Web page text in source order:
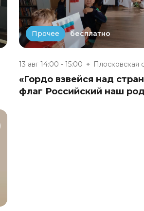
Прочее бесплатно
13 авг 14:00 - 15:00
«Гордо взвейся над
флаг Российский наш